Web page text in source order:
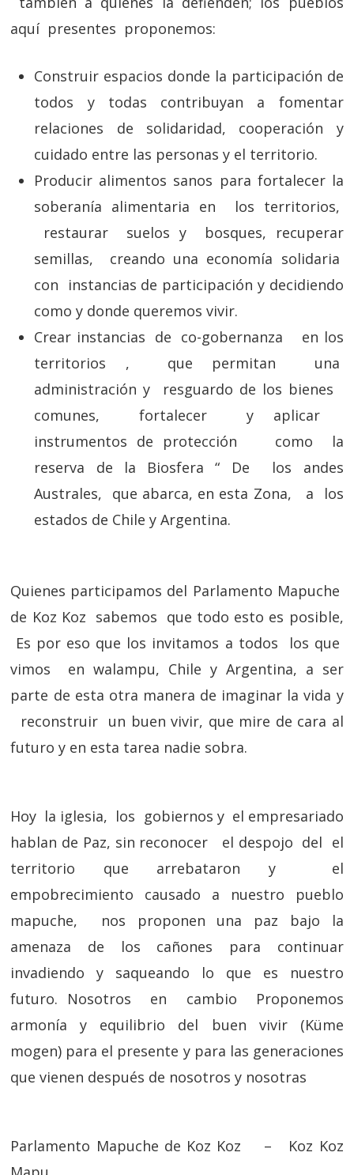
aquí presentes proponemos:
Construir espacios donde la participación de
todos y todas contribuyan a fomentar
relaciones de solidaridad, cooperación y
cuidado entre las personas y el territorio.
Producir alimentos sanos para fortalecer la
soberanía alimentaria en los territorios,
restaurar suelos y bosques, recuperar
semillas, creando una economía solidaria
con instancias de participación y decidiendo
como y donde queremos vivir.
Crear instancias de co-gobernanza en los
territorios , que permitan una
administración y resguardo de los bienes
comunes, fortalecer y aplicar
instrumentos de protección como la
reserva de la Biosfera “ De los andes
Australes, que abarca, en esta Zona, a los
estados de Chile y Argentina.
Quienes participamos del Parlamento Mapuche
de Koz Koz sabemos que todo esto es posible,
Es por eso que los invitamos a todos los que
vimos en walampu, Chile y Argentina, a ser
parte de esta otra manera de imaginar la vida y
reconstruir un buen vivir, que mire de cara al
futuro y en esta tarea nadie sobra.
Hoy la iglesia, los gobiernos y el empresariado
hablan de Paz, sin reconocer el despojo del el
territorio que arrebataron y el
empobrecimiento causado a nuestro pueblo
mapuche, nos proponen una paz bajo la
amenaza de los cañones para continuar
invadiendo y saqueando lo que es nuestro
futuro. Nosotros en cambio Proponemos
armonía y equilibrio del buen vivir (Küme
mogen) para el presente y para las generaciones
que vienen después de nosotros y nosotras
Parlamento Mapuche de Koz Koz – Koz Koz